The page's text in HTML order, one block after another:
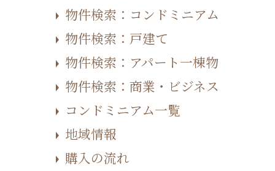
物件検索：コンドミニアム
物件検索：戸建て
物件検索：アパート一棟物
物件検索：商業・ビジネス
コンドミニアム一覧
地域情報
購入の流れ